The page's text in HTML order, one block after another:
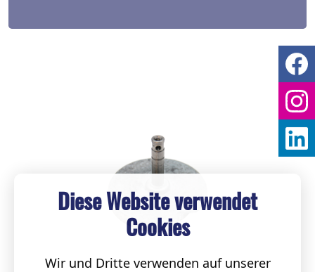
Diese Website verwendet
Cookies
Wir und Dritte verwenden auf unserer